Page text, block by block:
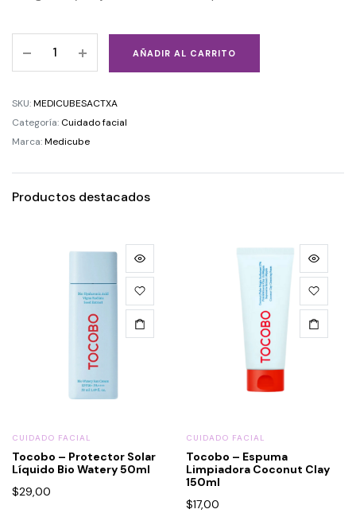
AÑADIR AL CARRITO
SKU:MEDICUBESACTXA
Categoría: Cuidado facial
Marca:Medicube
Productos destacados
CUIDADO FACIAL
Tocobo – Protector Solar
Líquido Bio Watery 50ml
$29,00
CUIDADO FACIAL
Tocobo – Espuma
Limpiadora Coconut Clay
150ml
$17,00